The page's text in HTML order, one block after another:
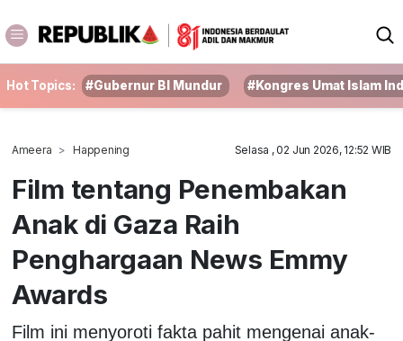
Hot Topics: #Gubernur BI Mundur #Kongres Umat Islam
Ameera Happening Selasa , 02 Jun 2026, 12:52 WIB
Film tentang Penembakan
Anak di Gaza Raih
Penghargaan News Emmy
Awards
Film ini menyoroti fakta pahit mengenai anak-